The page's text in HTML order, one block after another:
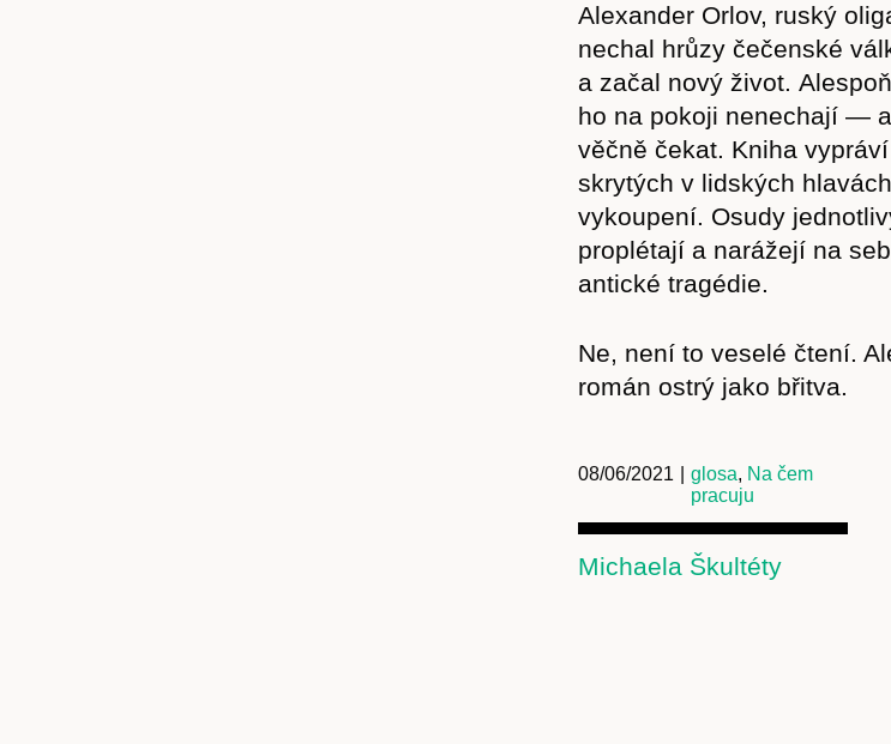
Alexander Orlov, ruský
nechal hrůzy čečenské
a začal nový život.
ho na pokoji nenechají —
věčně čekat. Kniha
skrytých v lidských
vykoupení. Osudy
proplétají a narážejí na
antické tragédie.
Ne, není to veselé čtení.
román ostrý jako břitva.
08/06/2021 glosa, Na čem
pracuju
Michaela Škultéty